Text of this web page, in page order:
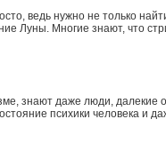
ведь нужно не только
Луны. Многие знают, что
знают даже люди, далекие
психики человека и